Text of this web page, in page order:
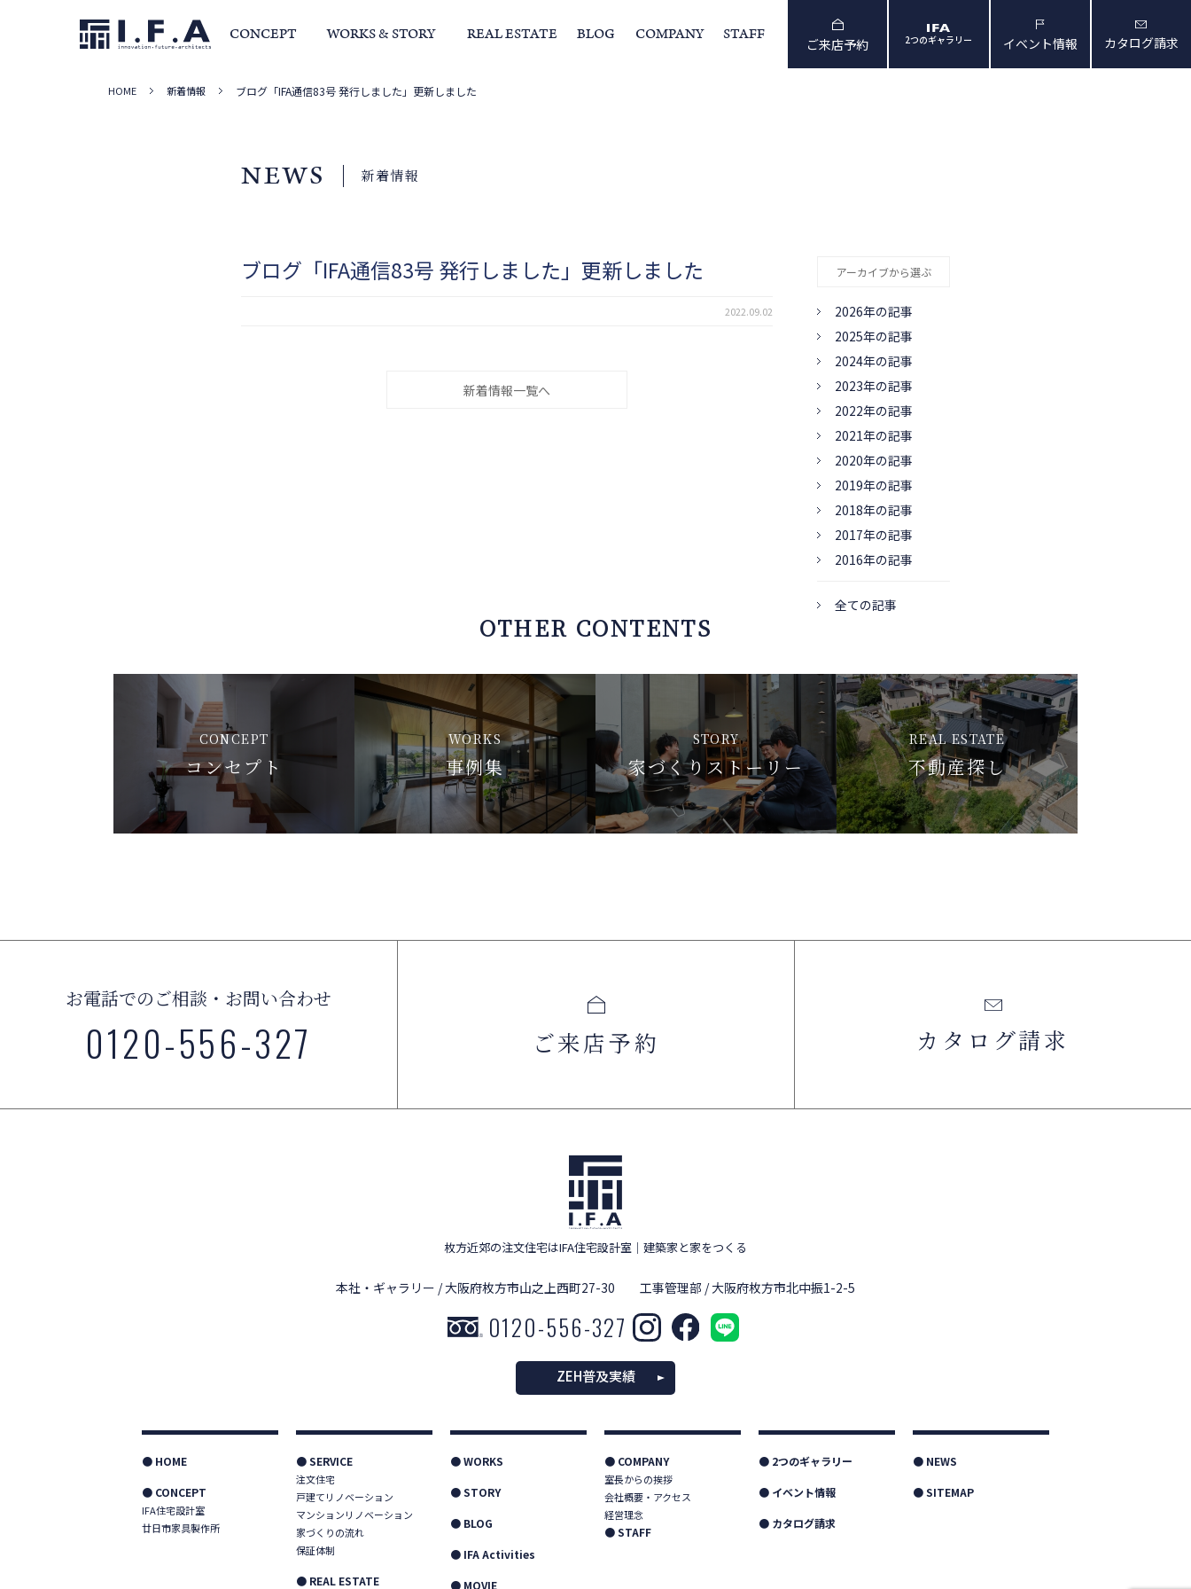
CONCEPT WORKS & STORY
事例集 家づくりストーリー
REAL ESTATE BLOG COMPANY
サービス・家づくりの流れ 室長からの挨拶
STAFF
ご来店予約 2つのギャラリー イベント情報 カタログ請求
HOME 新着情報 ブログ「IFA通信83号 発行しました」更新しました
NEWS 新着情報
ブログ「IFA通信83号 発行しました」更新しました
2022.09.02
新着情報一覧へ
アーカイブから選ぶ
2026年の記事
2025年の記事
2024年の記事
2023年の記事
2022年の記事
2021年の記事
2020年の記事
2019年の記事
2018年の記事
2017年の記事
2016年の記事
全ての記事
OTHER CONTENTS
CONCEPT
コンセプト
WORKS
事例集
STORY
家づくりストーリー
REAL ESTATE
不動産探し
お電話でのご相談・お問い合わせ
0120-556-327 ご来店予約 カタログ請求
枚方近郊の注文住宅はIFA住宅設計室 ｜ 建築家と家をつくる
本社・ギャラリー / 大阪府枚方市山之上西町27-30 工事管理部 / 大阪府枚方市北中振1-2-5
0120-556-327
ZEH普及実績
● HOME
● CONCEPT
IFA住宅設計室
廿日市家具製作所
● SERVICE
注文住宅
戸建てリノベーション
マンションリノベーション
家づくりの流れ
保証体制
● REAL ESTATE
● WORKS
● STORY
● BLOG
● IFA Activities
● MOVIE
● COMPANY
室長からの挨拶
会社概要・アクセス
経営理念
● STAFF
● 2つのギャラリー
● イベント情報
● カタログ請求
● NEWS
● SITEMAP